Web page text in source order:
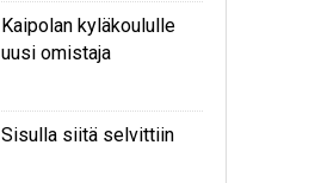
Kaipolan kyläkoululle
uusi omistaja
Sisulla siitä selvittiin